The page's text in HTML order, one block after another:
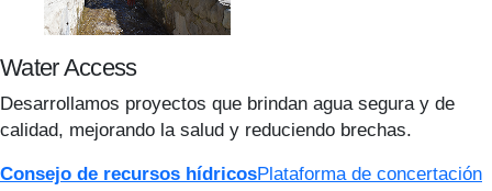
Water Access
Desarrollamos proyectos que brindan agua segura y de
calidad, mejorando la salud y reduciendo brechas.
Consejo de recursos hídricosPlataforma de concertación